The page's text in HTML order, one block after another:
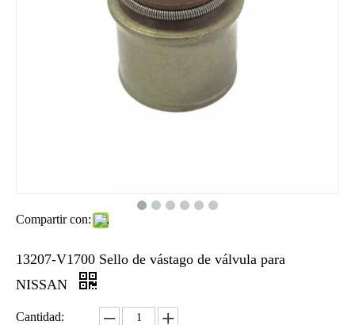
Compartir con:
13207-V1700 Sello de vástago de válvula para
NISSAN
Cantidad: